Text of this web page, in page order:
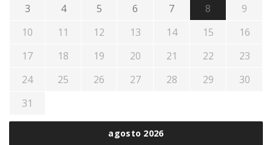
agosto 2026
3 4 5 6 7 8
9
10
11 12 13 14 15
16
17
18 19 20 21 22
23
24
25 26 27 28 29
30
31